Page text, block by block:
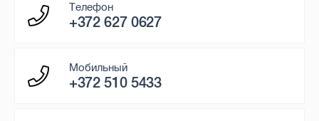
Телефон
+372 627 0627
Мобильный
+372 510 5433